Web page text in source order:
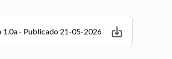
1.0a - Publicado 21-05-2026